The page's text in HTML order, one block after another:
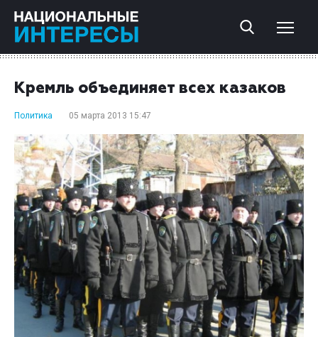
Кремль объединяет всех казаков
Политика 05 марта 2013 15:47